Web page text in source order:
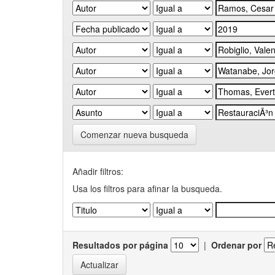
Comenzar nueva busqueda
Añadir filtros:
Usa los filtros para afinar la busqueda.
Resultados por página | Ordenar por